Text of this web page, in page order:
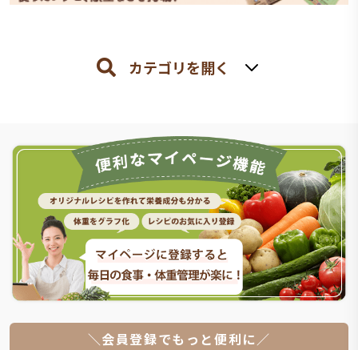
カテゴリを開く
＼会員登録でもっと便利に／